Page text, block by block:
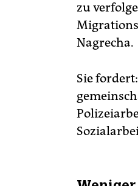
zu
Nagrecha.
Sie